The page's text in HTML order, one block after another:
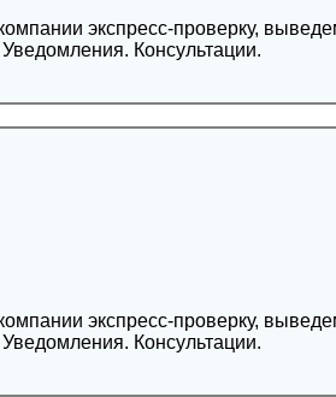
проверку, выведем все ошибки.
Консультации.
проверку, выведем все ошибки.
Консультации.